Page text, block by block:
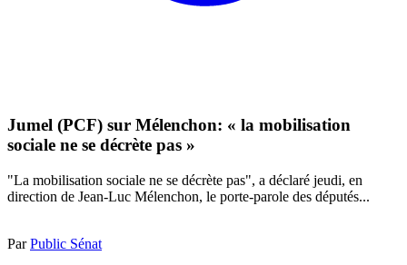
Jumel (PCF) sur Mélenchon: « la mobilisation
sociale ne se décrète pas »
"La mobilisation sociale ne se décrète pas", a déclaré jeudi, en
direction de Jean-Luc Mélenchon, le porte-parole des députés...
ParPublic Sénat